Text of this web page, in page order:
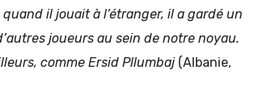
il jouait à l’étranger, il a gardé un
joueurs au sein de notre noyau.
comme Ersid Pllumbaj (Albanie,